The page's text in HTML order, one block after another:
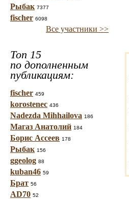
Рыбак 7377
fischer 6098
Все участники >>
Топ 15
по дополненным
публикациям:
fischer 459
korostenec 436
Nadezda Mihhailova 186
Магаз Анатолий 184
Борис Ассеев 178
Рыбак 156
ggeolog 88
kuban46 59
Брат 56
AD70 52